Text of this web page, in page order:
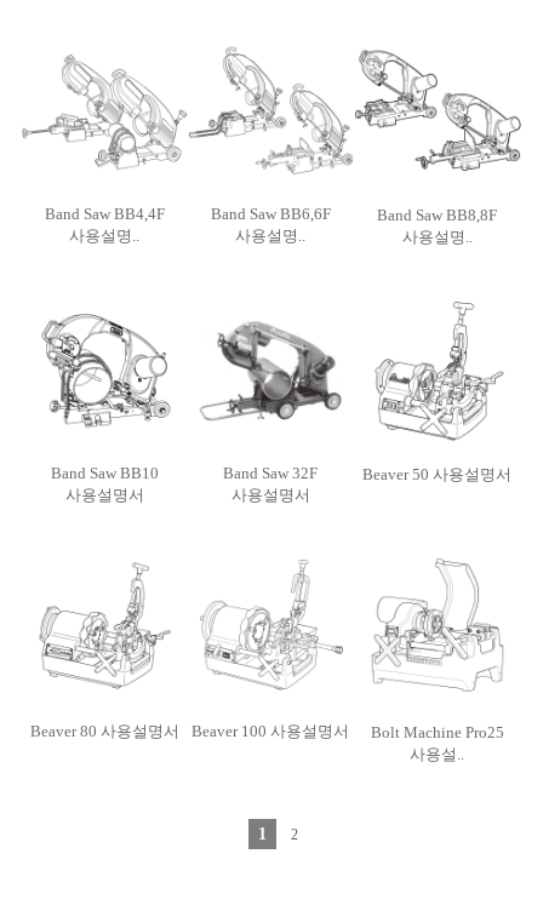
Band Saw BB4,4F
사용설명..
Band Saw BB6,6F
사용설명..
Band Saw BB8,8F
사용설명..
Band Saw BB10
사용설명서
Band Saw 32F
사용설명서
Beaver 50 사용설명서
Beaver 80 사용설명서 Beaver 100 사용설명서
Bolt Machine Pro25
사용설..
1 2